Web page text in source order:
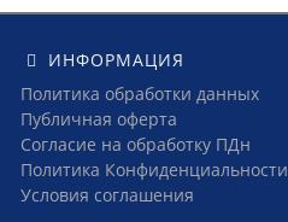
ИНФОРМАЦИЯ
Политика обработки данных
Публичная оферта
Согласие на обработку ПДн
Политика Конфиденциальности
Условия соглашения